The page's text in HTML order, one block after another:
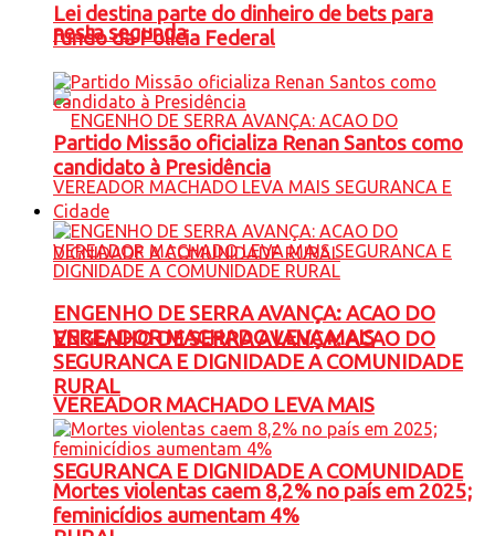
nesta segunda
ENGENHO DE SERRA AVANÇA: ACAO DO
VEREADOR MACHADO LEVA MAIS
SEGURANCA E DIGNIDADE A COMUNIDADE
Lei destina parte do dinheiro de bets para
fundo da Polícia Federal
Partido Missão oficializa Renan Santos como
candidato à Presidência
Cidade
ENGENHO DE SERRA AVANÇA: ACAO DO
VEREADOR MACHADO LEVA MAIS
SEGURANCA E DIGNIDADE A COMUNIDADE
RURAL
Mortes violentas caem 8,2% no país em 2025;
feminicídios aumentam 4%